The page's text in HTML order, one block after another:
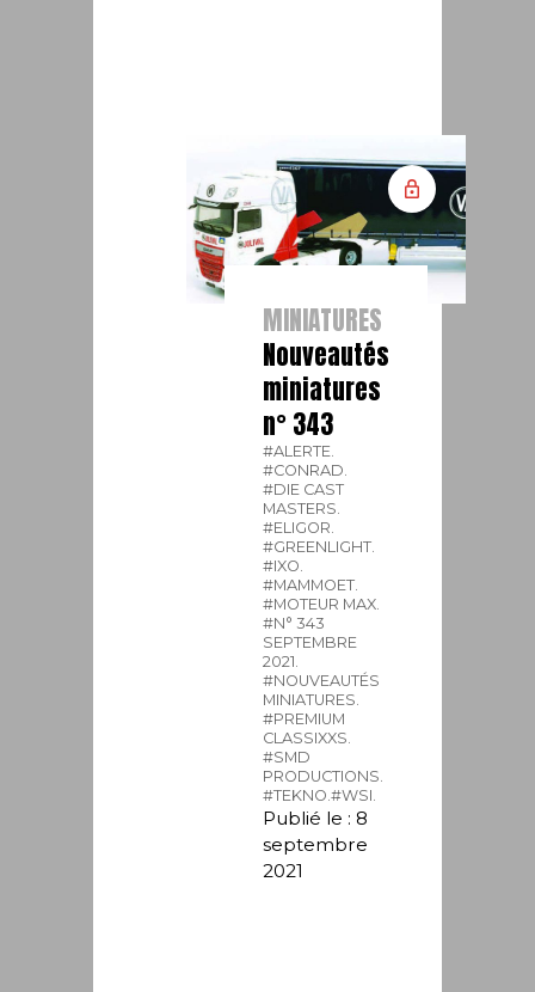
MINIATURES
Nouveautés
miniatures
n° 343
#ALERTE.
#CONRAD.
#DIE CAST
MASTERS.
#ELIGOR.
#GREENLIGHT.
#IXO.
#MAMMOET.
#MOTEUR MAX.
#N° 343
SEPTEMBRE
2021.
#NOUVEAUTÉS
MINIATURES.
#PREMIUM
CLASSIXXS.
#SMD
PRODUCTIONS.
#TEKNO. #WSI.
Publié le : 8
septembre
2021